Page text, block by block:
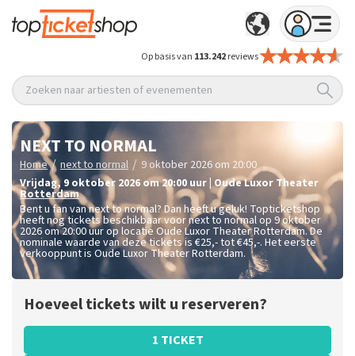
Op basis van 113.242reviews
Zoeken naar artiesten of evenementen
NEXT TO NORMAL
Home / next to normal / 9 oktober 2026 om 20:00
vrijdag, 9 oktober 2026 om 20:00 uur |Oude Luxor Theater
Rotterdam
Bent u fan van next to normal? Dan heeft u geluk! Topticketshop
heeft nog tickets beschikbaar voor next to normal op 9 oktober
2026 om 20:00 uur op locatie Oude Luxor Theater Rotterdam. De
nominale waarde van deze tickets is €25,- tot €45,-. Het eerste
verkooppunt is Oude Luxor Theater Rotterdam.
Hoeveel tickets wilt u reserveren?
1 TICKET